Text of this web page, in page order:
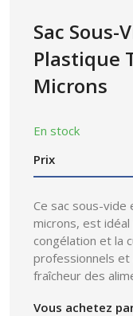
Sac Sous-
Plastique
Microns
En stock
Prix
Ce sac sous-vide
microns, est
congélation et la
professionnels
fraîcheur des
Vous achetez